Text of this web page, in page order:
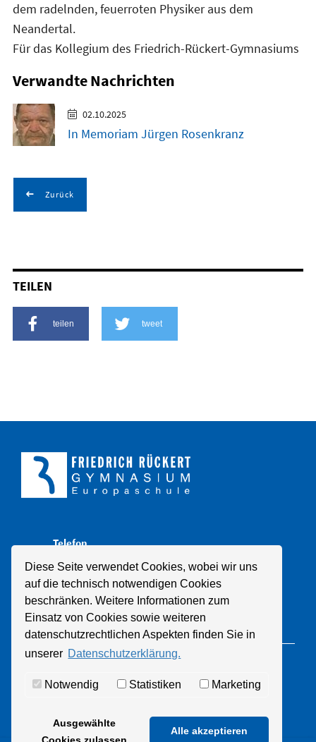
Diese Seite verwendet Cookies, wobei wir uns
auf die technisch notwendigen Cookies
beschränken. Weitere Informationen zum
Einsatz von Cookies sowie weiteren
datenschutzrechtlichen Aspekten finden Sie in
unserer Datenschutzerklärung.
Notwendig Statistiken Marketing
Ausgewählte
Alle akzeptieren
dem radelnden, feuerroten Physiker aus dem
Neandertal.
Für das Kollegium des Friedrich-Rückert-Gymnasiums
Verwandte Nachrichten
02.10.2025
In Memoriam Jürgen Rosenkranz
Zurück
TEILEN
teilen tweet
Telefon
+49 211 8998310
E-Mail
Mail schreiben